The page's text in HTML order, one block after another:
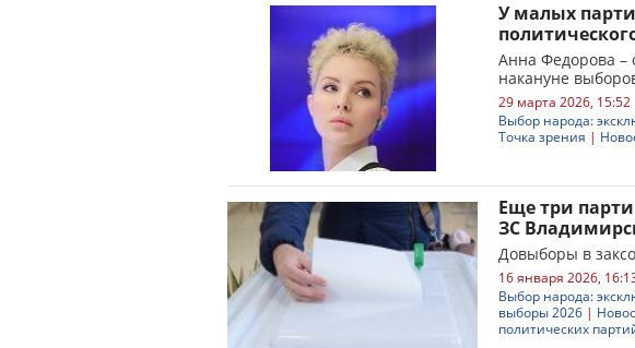
У малых
Анна Федорова –
накануне
29 марта 2026, 15:52
Выбор народа:
Точка зрения |
Еще три
ЗС
Довыборы в
16 января 2026,
Выбор народа:
выборы 2026 |
политических